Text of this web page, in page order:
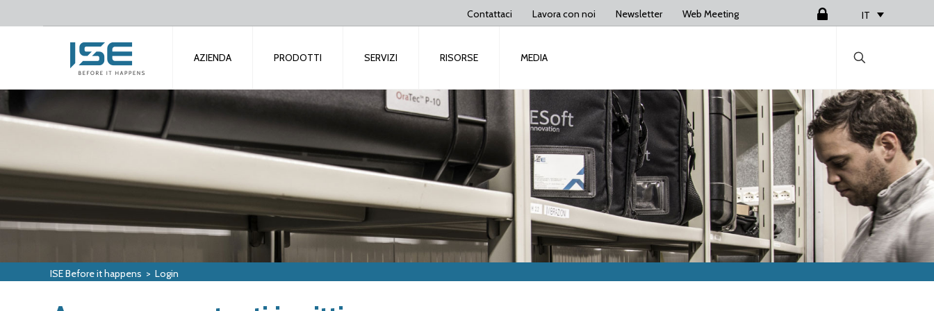
Contattaci Lavora con noi Newsletter Web Meeting IT
AZIENDA PRODOTTI SERVIZI RISORSE MEDIA
ISE Before it happens > Login